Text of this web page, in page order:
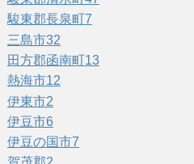
駿東郡長泉町7
三島市32
田方郡函南町13
熱海市12
伊東市2
伊豆市6
伊豆の国市7